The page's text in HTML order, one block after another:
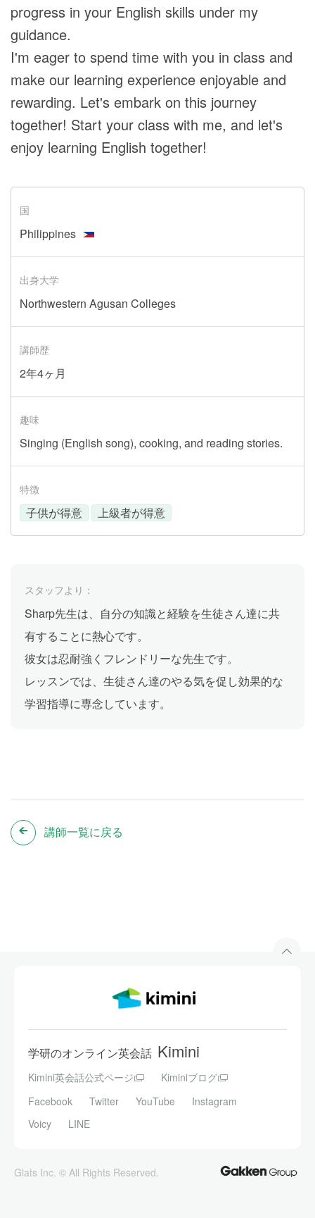
progress in your English skills under my
guidance.
I'm eager to spend time with you in class and
make our learning experience enjoyable and
rewarding. Let's embark on this journey
together! Start your class with me, and let's
enjoy learning English together!
国
Philippines
出身大学
Northwestern Agusan Colleges
講師歴
2年4ヶ月
趣味
Singing (English song), cooking, and reading stories.
特徴
子供が得意 上級者が得意
スタッフより：
Sharp先生は、自分の知識と経験を生徒さん達に共
有することに熱心です。
彼女は忍耐強くフレンドリーな先生です。
レッスンでは、生徒さん達のやる気を促し効果的な
学習指導に専念しています。
講師一覧に戻る
学研のオンライン英会話 Kimini
Kimini英会話公式ページ
Kiminiブログ
Facebook
Twitter YouTube
Instagram
Voicy
LINE
Glats Inc. © All Rights Reserved.